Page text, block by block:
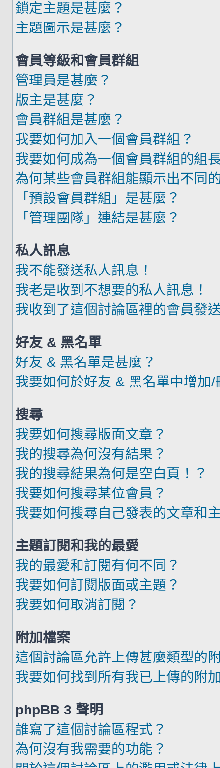
鎖定主題是甚麼？
主題圖示是甚麼？
會員等級和會員群組
管理員是甚麼？
版主是甚麼？
會員群組是甚麼？
我要如何加入一個會員群組？
我要如何成為一個會員群組的組
為何某些會員群組能顯示出不同
「預設會員群組」是甚麼？
「管理團隊」連結是甚麼？
私人訊息
我不能發送私人訊息！
我老是收到不想要的私人訊息！
我收到了這個討論區裡的會員發
好友 & 黑名單
好友 & 黑名單是甚麼？
我要如何於好友 & 黑名單中增加/
搜尋
我要如何搜尋版面文章？
我的搜尋為何沒有結果？
我的搜尋結果為何是空白頁！？
我要如何搜尋某位會員？
我要如何搜尋自己發表的文章和
主題訂閱和我的最愛
我的最愛和訂閱有何不同？
我要如何訂閱版面或主題？
我要如何取消訂閱？
附加檔案
這個討論區允許上傳甚麼類型的
我要如何找到所有我已上傳的附
phpBB 3 聲明
誰寫了這個討論區程式？
為何沒有我需要的功能？